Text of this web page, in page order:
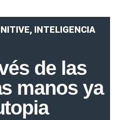
, INTELIGENCIA
de las
manos ya